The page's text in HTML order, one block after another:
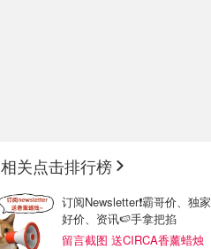
相关点击排行榜
订阅Newsletter❗霸哥价、独家
好价、资讯🍉手拿把掐
留言截图 送CIRCA香薰蜡烛